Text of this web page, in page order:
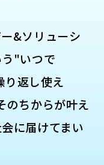
&ソリューシ
"いつで
り返し使え
のちからが叶え
に届けてまい